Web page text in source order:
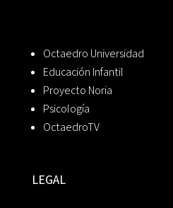
Octaedro Universidad
Educación Infantil
Proyecto Noria
Psicología
OctaedroTV
LEGAL